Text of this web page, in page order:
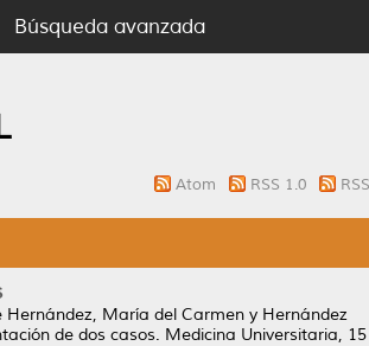
Búsqueda avanzada
Atom RSS 1.0
Hernández, María del Carmen y Hernández
de dos casos. Medicina Universitaria, 15